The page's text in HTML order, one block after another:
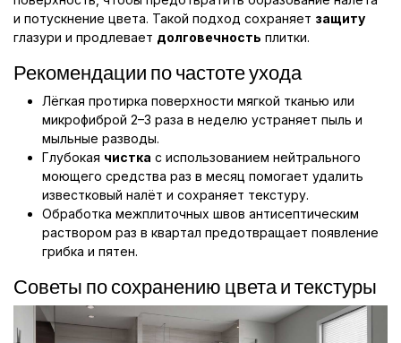
и потускнение цвета. Такой подход сохраняет защиту
глазури и продлевает долговечность плитки.
Рекомендации по частоте ухода
Лёгкая протирка поверхности мягкой тканью или
микрофиброй 2–3 раза в неделю устраняет пыль и
мыльные разводы.
Глубокая чистка с использованием нейтрального
моющего средства раз в месяц помогает удалить
известковый налёт и сохраняет текстуру.
Обработка межплиточных швов антисептическим
раствором раз в квартал предотвращает появление
грибка и пятен.
Советы по сохранению цвета и текстуры